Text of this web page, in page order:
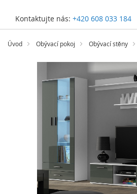
Kontaktujte nás: +420 608 033 184
Přejít
obsah
Úvod Obývací pokoj Obývací stěny